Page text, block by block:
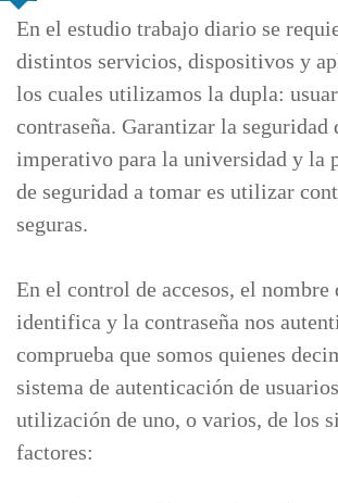
En el estudio trabajo diario se
distintos servicios, dispositivos y
los cuales utilizamos la dupla:
contraseña. Garantizar la seguridad
imperativo para la universidad y la
de seguridad a tomar es utilizar
seguras.
En el control de accesos, el nombre
identifica y la contraseña nos
comprueba que somos quienes
sistema de autenticación de
utilización de uno, o varios, de los
factores: